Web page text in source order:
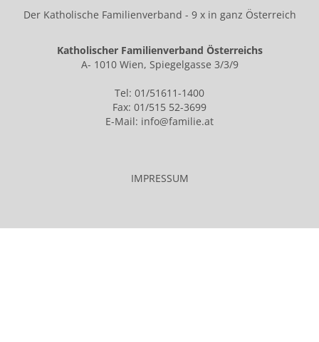
Der Katholische Familienverband - 9 x in ganz Österreich
Katholischer Familienverband Österreichs
A- 1010 Wien, Spiegelgasse 3/3/9
Tel: 01/51611-1400
Fax: 01/515 52-3699
E-Mail: info@familie.at
IMPRESSUM